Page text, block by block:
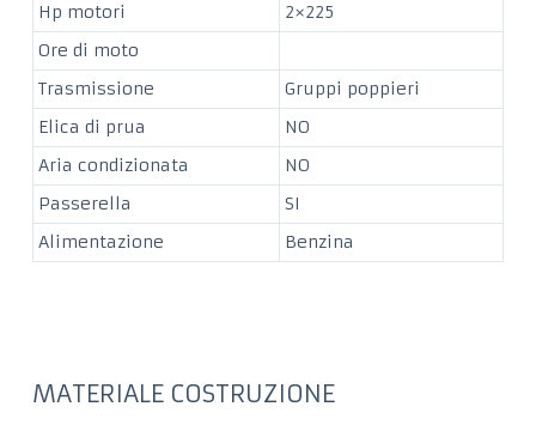
Hp motori
2×225
Ore di moto
Trasmissione
Gruppi poppieri
Elica di prua
NO
Aria condizionata
NO
Passerella
SI
Alimentazione
Benzina
MATERIALE COSTRUZIONE